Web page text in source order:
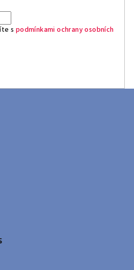
s podmínkami ochrany osobních